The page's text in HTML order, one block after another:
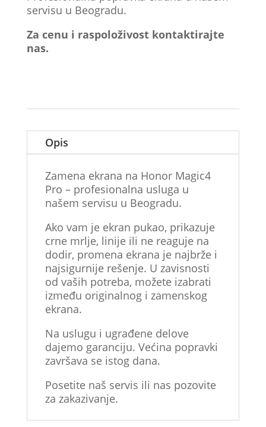
servisu u Beogradu.
Za cenu i raspoloživost kontaktirajte
nas.
Opis
Zamena ekrana na Honor Magic4
Pro – profesionalna usluga u
našem servisu u Beogradu.
Ako vam je ekran pukao, prikazuje
crne mrlje, linije ili ne reaguje na
dodir, promena ekrana je najbrže i
najsigurnije rešenje. U zavisnosti
od vaših potreba, možete izabrati
između originalnog i zamenskog
ekrana.
Na uslugu i ugrađene delove
dajemo garanciju. Većina popravki
završava se istog dana.
Posetite naš servis ili nas pozovite
za zakazivanje.